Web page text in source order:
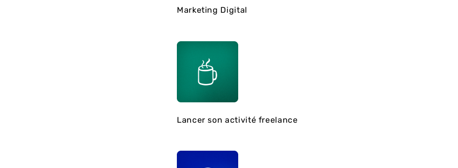
Marketing Digital
Lancer son activité freelance